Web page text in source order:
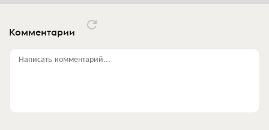
Комментарии
Написать комментарий...